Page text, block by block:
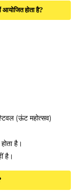
होता है?
(ऊंट महोत्सव)
है।
है।